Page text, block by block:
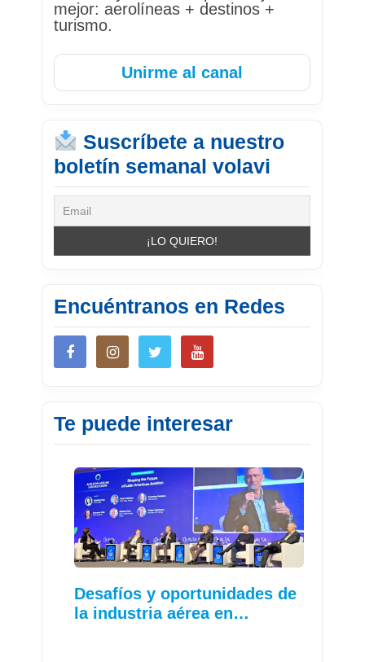
mejor: aerolíneas + destinos +
turismo.
Unirme al canal
Suscríbete a nuestro
boletín semanal volavi
Encuéntranos en Redes
Te puede interesar
Desafíos y oportunidades de
la industria aérea en…